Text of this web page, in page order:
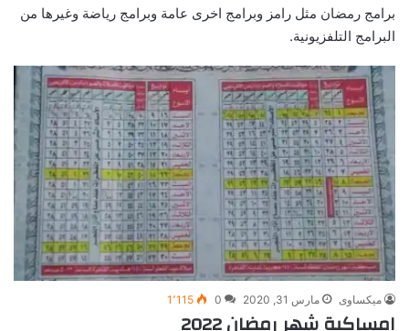
برامج رمضان مثل رامز وبرامج اخرى عامة وبرامج رياضة وغيرها من
البرامج التلفزيونية.
ميكساوى مارس 31, 2020 0 1٬115
امساكية شهر رمضان 2022